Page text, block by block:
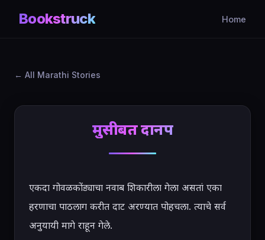
Bookstruck Home
All Marathi Stories
मुसीबत दानपत्र
एकदा गोवळकोंड्याचा नवाब शिकारीला गेला असतां एका
हरणाचा पाठलाग करीत दाट अरण्यात पोहचला. त्याचे सर्व
अनुयायी मागे राहून गेले.